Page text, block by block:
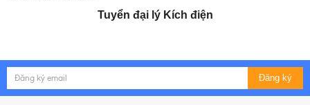
Tuyển đại lý Kích điện
Đăng ký